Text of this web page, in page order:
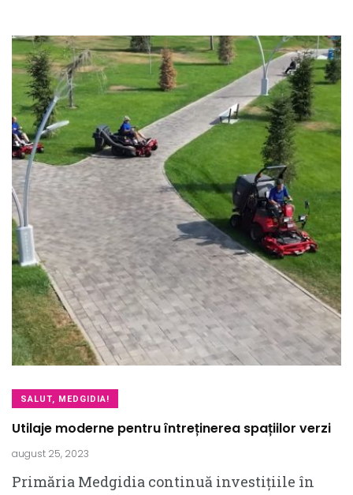
SALUT, MEDGIDIA!
Utilaje moderne pentru întreținerea spațiilor verzi
august 25, 2023
Primăria Medgidia continuă investițiile în